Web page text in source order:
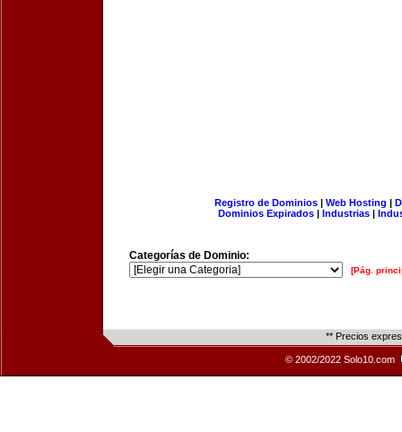
Registro de Dominios| Web Hosting |
Dominios Expirados | Industrias |
Categorías de Dominio:
[Pág.
** Precios
© 2002/2022 Solo10.com